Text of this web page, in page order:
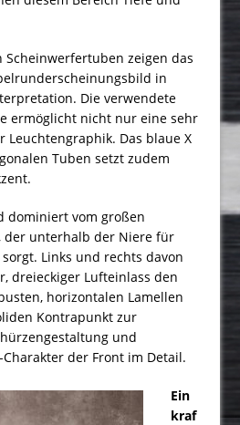
zeigen das
in
Die verwendete
ermöglicht nicht nur eine sehr
Leuchtengraphik. Das blaue X
Tuben setzt zudem
dominiert vom großen
der unterhalb der Niere für
Links und rechts davon
dreieckiger Lufteinlass den
horizontalen Lamellen
Kontrapunkt zur
und
der Front im Detail.
Ein
kraf